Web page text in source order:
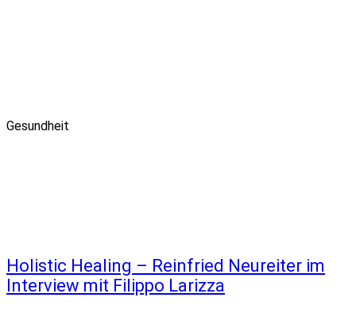
Gesundheit
Holistic Healing – Reinfried Neureiter im
Interview mit Filippo Larizza